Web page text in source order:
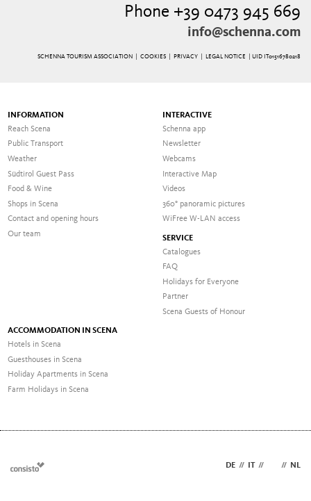
Phone +39 0473 945 669
info@schenna.com
SCHENNA TOURISM ASSOCIATION | COOKIES| PRIVACY| LEGAL NOTICE | UID IT01516780218
INFORMATION
Reach Scena
Public Transport
Weather
Südtirol Guest Pass
Food & Wine
Shops in Scena
Contact and opening hours
Our team
INTERACTIVE
Schenna app
Newsletter
Webcams
Interactive Map
Videos
360° panoramic pictures
WiFree W-LAN access
SERVICE
Catalogues
FAQ
Holidays for Everyone
Partner
Scena Guests of Honour
ACCOMMODATION IN SCENA
Hotels in Scena
Guesthouses in Scena
Holiday Apartments in Scena
Farm Holidays in Scena
DE // // // NL